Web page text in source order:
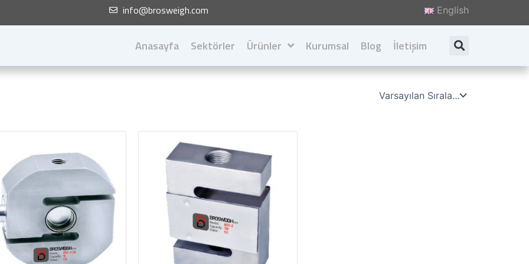
info@brosweigh.com English
Anasayfa Sektörler Ürünler Kurumsal
Hakkımızda
Blog İletişim Search